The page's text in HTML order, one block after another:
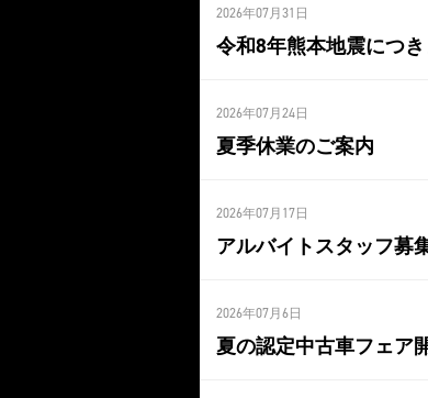
2026年07月31日
令和8年熊本地震につ
2026年07月24日
夏季休業のご案内
2026年07月17日
アルバイトスタッフ募
2026年07月6日
夏の認定中古車フェア